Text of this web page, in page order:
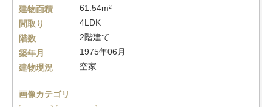
建物面積
61.54m²
間取り
4LDK
階数
2階建て
築年月
1975年06月
建物現況
空家
画像カテゴリ